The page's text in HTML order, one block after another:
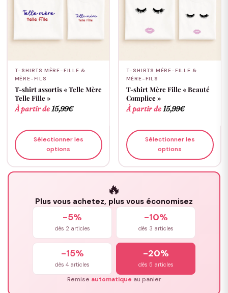
T-SHIRTS MÈRE-FILLE &
MÈRE-FILS
T-shirt assortis « Telle Mère
Telle Fille »
À partir de 15,99€
Sélectionner les
options
T-SHIRTS MÈRE-FILLE &
MÈRE-FILS
T-shirt Mère Fille « Beauté
Complice »
À partir de 15,99€
Sélectionner les
options
🔥
Plus vous achetez, plus vous économisez
-5%
dès 2 articles
-10%
dès 3 articles
-15%
dès 4 articles
-20%
dès 5 articles
Remise automatique au panier